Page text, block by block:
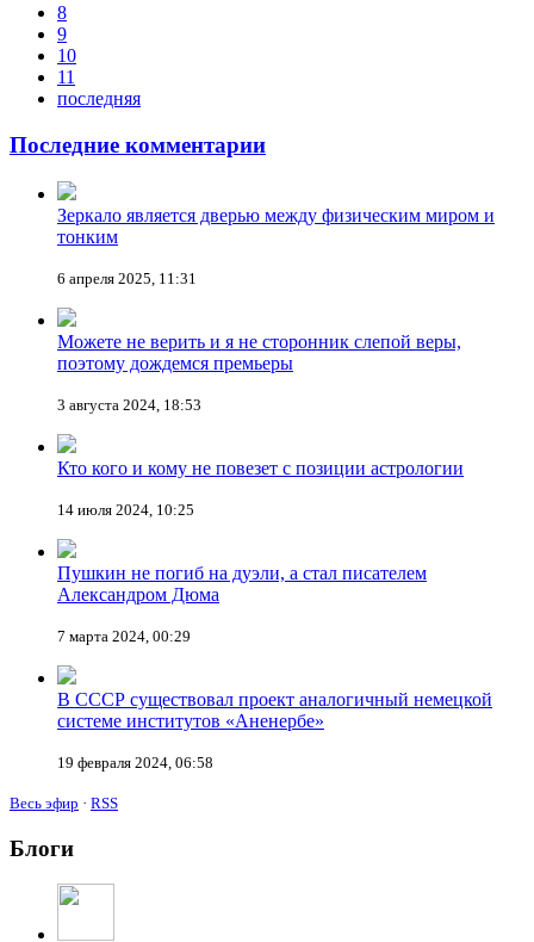
8
9
10
11
последняя
Последние комментарии
Зеркало является дверью между физическим миром и
тонким
6 апреля 2025, 11:31
Можете не верить и я не сторонник слепой веры,
поэтому дождемся премьеры
3 августа 2024, 18:53
Кто кого и кому не повезет с позиции астрологии
14 июля 2024, 10:25
Пушкин не погиб на дуэли, а стал писателем
Александром Дюма
7 марта 2024, 00:29
В СССР существовал проект аналогичный немецкой
системе институтов «Аненербе»
19 февраля 2024, 06:58
Весь эфир · RSS
Блоги